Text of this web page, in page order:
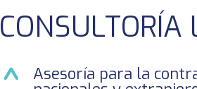
CONSULTORÍA
Asesoría para la